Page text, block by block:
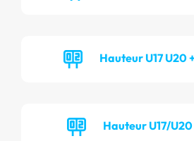
Hauteur U17 U20
Hauteur U17/U20